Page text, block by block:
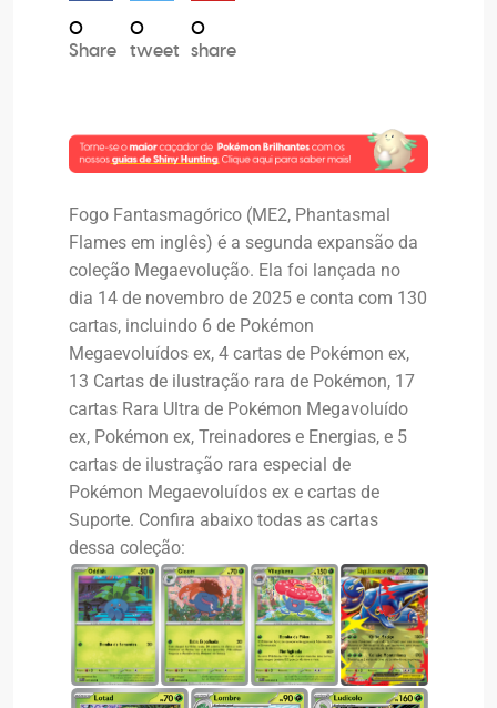
0
Share
0
tweet
0
share
Fogo Fantasmagórico (ME2, Phantasmal
Flames em inglês) é a segunda expansão da
coleção Megaevolução. Ela foi lançada no
dia 14 de novembro de 2025 e conta com 130
cartas, incluindo 6 de Pokémon
Megaevoluídos ex, 4 cartas de Pokémon ex,
13 Cartas de ilustração rara de Pokémon, 17
cartas Rara Ultra de Pokémon Megavoluído
ex, Pokémon ex, Treinadores e Energias, e 5
cartas de ilustração rara especial de
Pokémon Megaevoluídos ex e cartas de
Suporte. Confira abaixo todas as cartas
dessa coleção: